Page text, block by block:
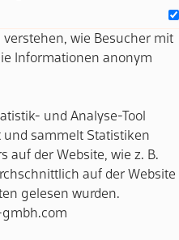
wie Besucher mit
Informationen anonym
und Analyse-Tool
und sammelt Statistiken
auf der Website, wie z. B.
auf der Website
gelesen wurden.